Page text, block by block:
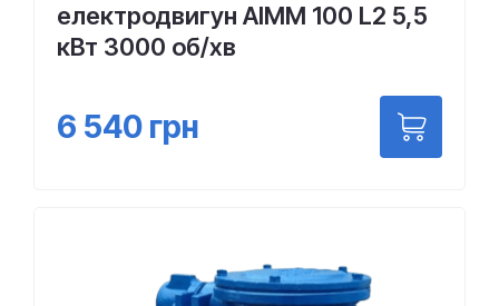
електродвигун АІММ 100 L2 5,5
кВт 3000 об/хв
6 540 грн